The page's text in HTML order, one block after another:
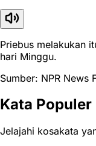
Priebus melakukan
hari Minggu.
Sumber: NPR News
Kata Populer
Jelajahi kosakata